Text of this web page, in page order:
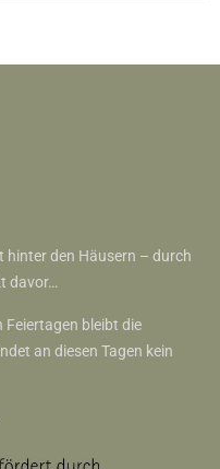
hinter den Häusern – durch
davor…
Feiertagen bleibt die
an diesen Tagen kein